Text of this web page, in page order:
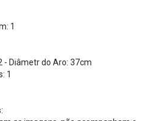
1
- Diâmetr do Aro: 37cm
1